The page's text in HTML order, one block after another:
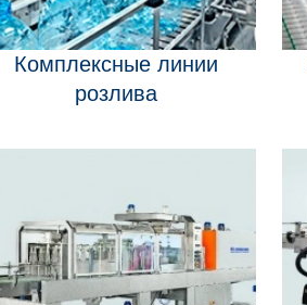
Комплексные линии
розлива